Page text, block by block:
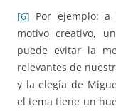
[6] Por ejemplo:
motivo creativo,
puede evitar la
relevantes de
y la elegía de
el tema tiene un